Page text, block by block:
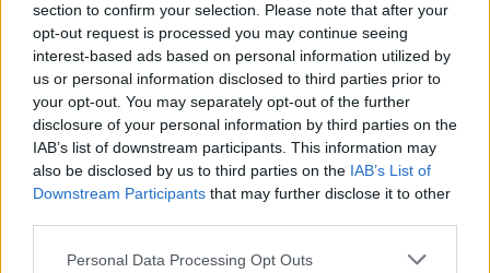
section to confirm your selection. Please note that after your
opt-out request is processed you may continue seeing
interest-based ads based on personal information utilized by
us or personal information disclosed to third parties prior to
your opt-out. You may separately opt-out of the further
disclosure of your personal information by third parties on the
IAB’s list of downstream participants. This information may
also be disclosed by us to third parties on the IAB’s List of
Downstream Participants that may further disclose it to other
Please note that this website/app uses one or more Google
Personal Data Processing Opt Outs
Όπως επισημαίνει σε σχετική ανακοίνωση,
σύμφωνα με το ΑΜΠΕ, πρόκειται για
οστρακοειδή άγνωστης προέλευσης,
άγνωστου τόπου και χρόνου αλίευσης, χωρίς
επισημάνσεις, χωρίς τα απαιτούμενα
εμπορικά έγγραφα διακίνησης, τα οποία
μεταφέρονταν με ακατάλληλα οχήματα,
χωρίς τήρηση ψυκτικής αλυσίδας και
συνθηκών υγιεινής, χαρακτηρίσθηκαν